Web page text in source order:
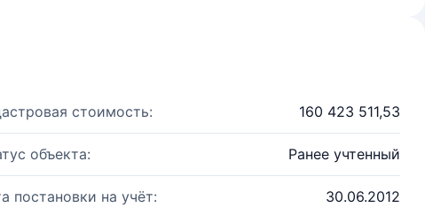
стоимость: 160 423 511,53
объекта: Ранее учтенный
постановки на учёт: 30.06.2012